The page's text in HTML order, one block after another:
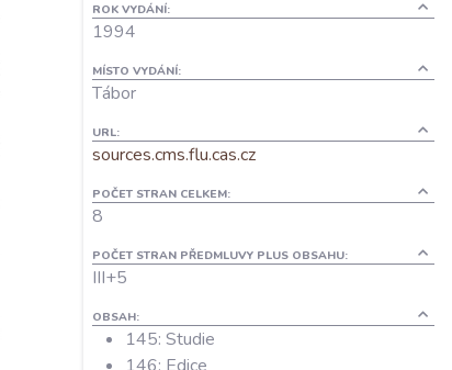
ROK VYDÁNÍ:
1994
MÍSTO VYDÁNÍ:
Tábor
URL:
sources.cms.flu.cas.cz
POČET STRAN CELKEM:
8
POČET STRAN PŘEDMLUVY PLUS OBSAHU:
III+5
OBSAH:
145: Studie